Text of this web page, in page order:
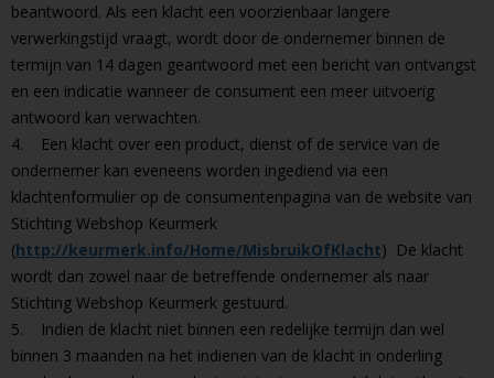
beantwoord. Als een klacht een voorzienbaar langere
verwerkingstijd vraagt, wordt door de ondernemer binnen de
termijn van 14 dagen geantwoord met een bericht van ontvangst
en een indicatie wanneer de consument een meer uitvoerig
antwoord kan verwachten.
4. Een klacht over een product, dienst of de service van de
ondernemer kan eveneens worden ingediend via een
klachtenformulier op de consumentenpagina van de website van
Stichting Webshop Keurmerk
(http://keurmerk.info/Home/MisbruikOfKlacht) De klacht
wordt dan zowel naar de betreffende ondernemer als naar
Stichting Webshop Keurmerk gestuurd.
5. Indien de klacht niet binnen een redelijke termijn dan wel
binnen 3 maanden na het indienen van de klacht in onderling